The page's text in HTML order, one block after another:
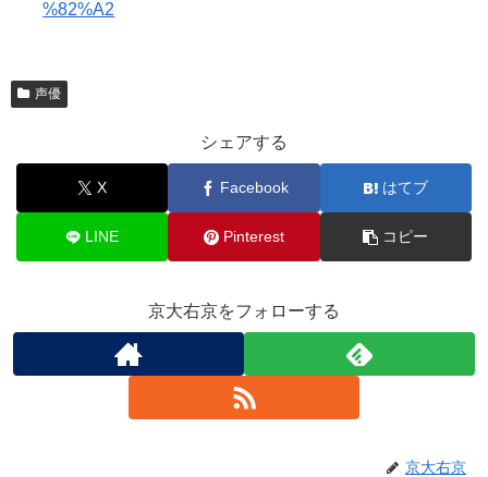
%82%A2
声優
シェアする
X Facebook はてブ
LINE Pinterest コピー
京大右京をフォローする
京大右京